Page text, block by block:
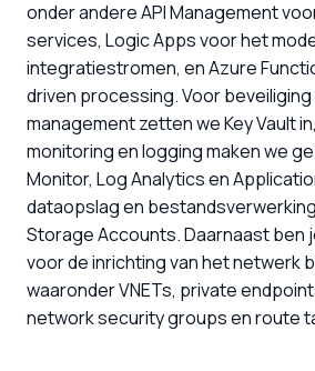
onder andere API Management
services, Logic Apps voor het
integratiestromen, en Azure
driven processing. Voor
management zetten we Key Vault
monitoring en logging maken we
Monitor, Log Analytics en
dataopslag en
Storage Accounts. Daarnaast ben
voor de inrichting van het netwerk
waaronder VNETs, private
network security groups en route